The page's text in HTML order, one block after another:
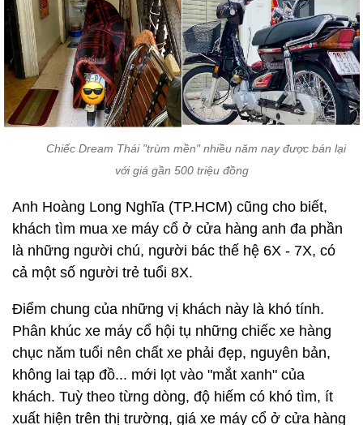
Chiếc Dream Thái "trùm mền" nhiều năm nay được bán lại
với giá gần 500 triệu đồng
Anh Hoàng Long Nghĩa (TP.HCM) cũng cho biết,
khách tìm mua xe máy cổ ở cửa hàng anh đa phần
là những người chú, người bác thế hệ 6X - 7X, có
cả một số người trẻ tuổi 8X.
Điểm chung của những vị khách này là khó tính.
Phân khúc xe máy cổ hội tụ những chiếc xe hàng
chục năm tuổi nên chất xe phải đẹp, nguyên bản,
không lai tạp đồ... mới lọt vào "mắt xanh" của
khách. Tuỳ theo từng dòng, độ hiếm có khó tìm, ít
xuất hiện trên thị trường, giá xe máy cổ ở cửa hàng